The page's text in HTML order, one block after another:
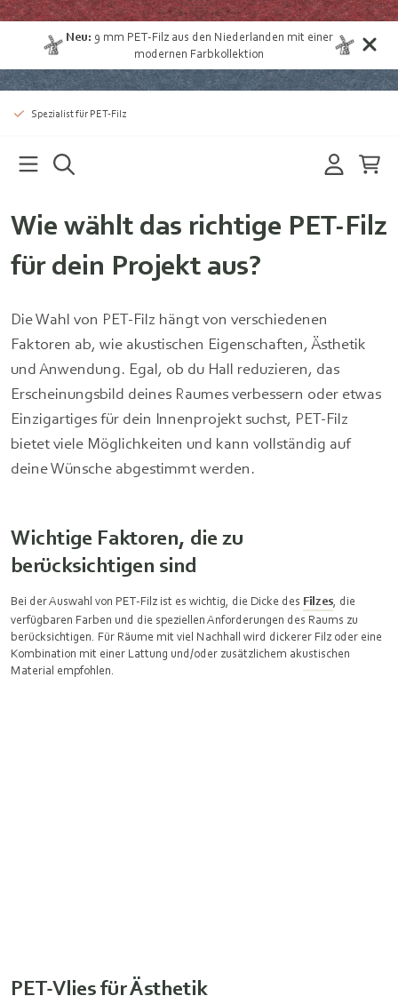
Neu: 9 mm PET-Filz aus den Niederlanden mit einer
modernen Farbkollektion
Spezialist für PET-Filz
Wie wählt das richtige PET-Filz
für dein Projekt aus?
Die Wahl von PET-Filz hängt von verschiedenen
Faktoren ab, wie akustischen Eigenschaften, Ästhetik
und Anwendung. Egal, ob du Hall reduzieren, das
Erscheinungsbild deines Raumes verbessern oder etwas
Einzigartiges für dein Innenprojekt suchst, PET-Filz
bietet viele Möglichkeiten und kann vollständig auf
deine Wünsche abgestimmt werden.
Wichtige Faktoren, die zu
berücksichtigen sind
Bei der Auswahl von PET-Filz ist es wichtig, die Dicke des Filzes , die
verfügbaren Farben und die speziellen Anforderungen des Raums zu
berücksichtigen. Für Räume mit viel Nachhall wird dickerer Filz oder eine
Kombination mit einer Lattung und/oder zusätzlichem akustischen
Material empfohlen.
PET-Vlies für Ästhetik